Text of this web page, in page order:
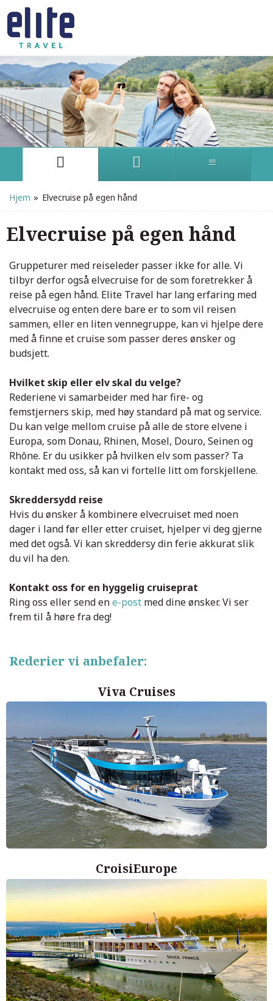
Hjem » Elvecruise på egen hånd
Elvecruise på egen hånd
Gruppeturer med reiseleder passer ikke for alle. Vi
tilbyr derfor også elvecruise for de som foretrekker å
reise på egen hånd. Elite Travel har lang erfaring med
elvecruise og enten dere bare er to som vil reisen
sammen, eller en liten vennegruppe, kan vi hjelpe dere
med å finne et cruise som passer deres ønsker og
budsjett.
Hvilket skip eller elv skal du velge?
Rederiene vi samarbeider med har fire- og
femstjerners skip, med høy standard på mat og service.
Du kan velge mellom cruise på alle de store elvene i
Europa, som Donau, Rhinen, Mosel, Douro, Seinen og
Rhône. Er du usikker på hvilken elv som passer? Ta
kontakt med oss, så kan vi fortelle litt om forskjellene.
Skreddersydd reise
Hvis du ønsker å kombinere elvecruiset med noen
dager i land før eller etter cruiset, hjelper vi deg gjerne
med det også. Vi kan skreddersy din ferie akkurat slik
du vil ha den.
Kontakt oss for en hyggelig cruiseprat
Ring oss eller send ene-post med dine ønsker. Vi ser
frem til å høre fra deg!
Rederier vi anbefaler:
Viva Cruises
CroisiEurope